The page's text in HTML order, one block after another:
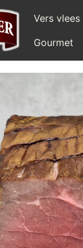
Vers vlees
Gourmet